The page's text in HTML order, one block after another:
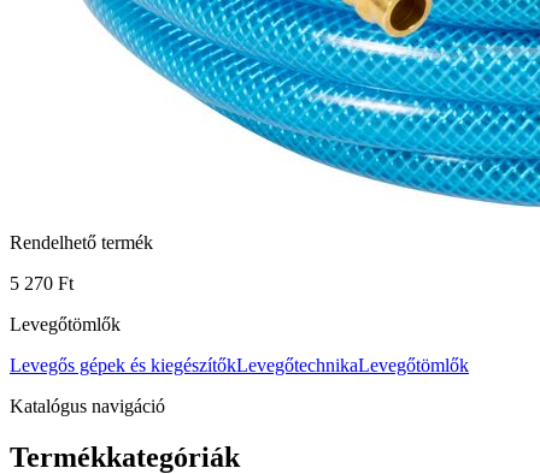
Rendelhető termék
5 270 Ft
Levegőtömlők
Levegős gépek és kiegészítőkLevegőtechnikaLevegőtömlők
Katalógus navigáció
Termékkategóriák